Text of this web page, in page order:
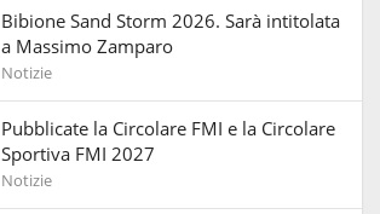
Bibione Sand Storm 2026. Sarà intitolata
a Massimo Zamparo
Notizie
Pubblicate la Circolare FMI e la Circolare
Sportiva FMI 2027
Notizie